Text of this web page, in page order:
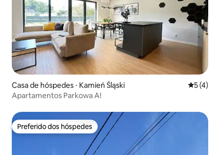
Casa de hóspedes ⋅ Kamień Śląski 5 de
5 (4)
Apartamentos Parkowa A!
Preferido dos hóspedes
Preferido dos hóspedes